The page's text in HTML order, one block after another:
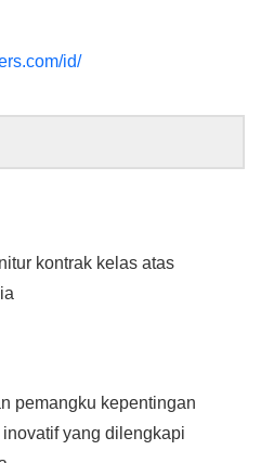
id/
kontrak kelas atas
pemangku kepentingan
yang dilengkapi